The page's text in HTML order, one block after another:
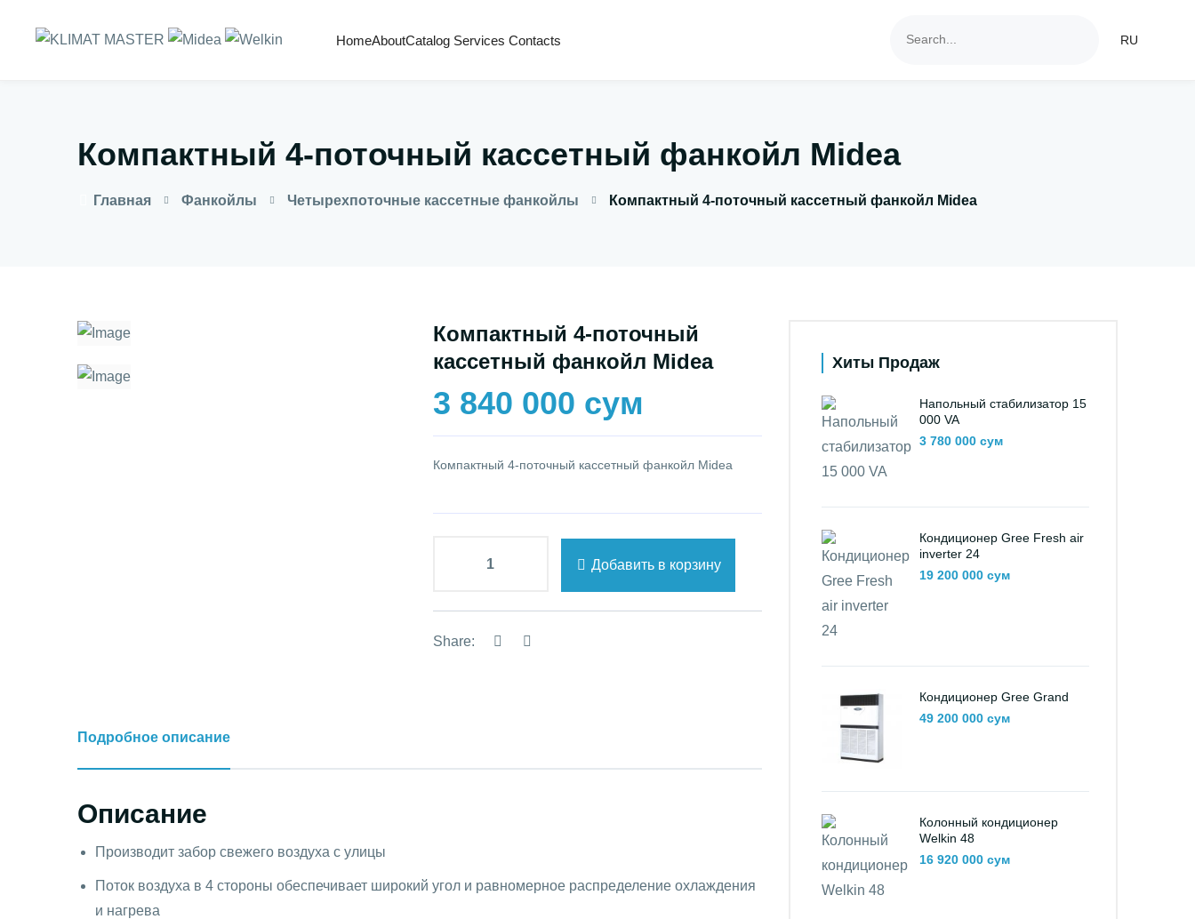
HomeAboutCatalog Services Contacts RU
Компактный 4-поточный кассетный фанкойл Midea
Главная Фанкойлы Четырехпоточные кассетные фанкойлы Компактный 4-поточный кассетный фанкойл Midea
Компактный 4-поточный
кассетный фанкойл Midea
3 840 000 сум
Компактный 4-поточный кассетный фанкойл Midea
Добавить в корзину
Share:
Подробное описание
Описание
Производит забор свежего воздуха с улицы
Поток воздуха в 4 стороны обеспечивает широкий угол и равномерное распределение охлаждения
и нагрева
Хиты Продаж
Напольный стабилизатор 15
000 VA
3 780 000 сум
Кондиционер Gree Fresh air
inverter 24
19 200 000 сум
Кондиционер Gree Grand
49 200 000 сум
Колонный кондиционер
Welkin 48
16 920 000 сум